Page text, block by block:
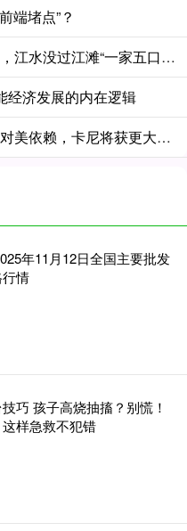
端堵点”？
免费配资开户 长江水位不断上涨，江水没过江滩“一家五口”脚踝
经济发展的内在逻辑
专业的股票配资官网 美媒：减少对美依赖，卡尼将获更大授权
年11月12日全国主要批发
情
巧 孩子高烧抽搐？别慌！
样急救不犯错